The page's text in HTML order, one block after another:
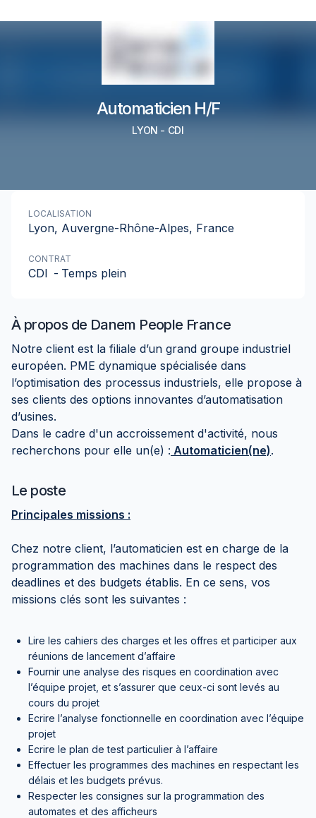
Automaticien H/F
LYON - CDI
À propos de Danem People France
Notre client est la filiale d’un grand groupe industriel
européen. PME dynamique spécialisée dans
l’optimisation des processus industriels, elle propose à
ses clients des options innovantes d’automatisation
d’usines.
Dans le cadre d'un accroissement d'activité, nous
recherchons pour elle un(e) : Automaticien(ne).
Le poste
Principales missions :
Chez notre client, l’automaticien est en charge de la
programmation des machines dans le respect des
deadlines et des budgets établis. En ce sens, vos
missions clés sont les suivantes :
Lire les cahiers des charges et les offres et participer aux
réunions de lancement d’affaire
Fournir une analyse des risques en coordination avec
l’équipe projet, et s’assurer que ceux-ci sont levés au
cours du projet
Ecrire l’analyse fonctionnelle en coordination avec l’équipe
projet
Ecrire le plan de test particulier à l’affaire
Effectuer les programmes des machines en respectant les
délais et les budgets prévus.
Respecter les consignes sur la programmation des
automates et des afficheurs
LOCALISATION
Lyon, Auvergne-Rhône-Alpes, France
CONTRAT
CDI - Temps plein